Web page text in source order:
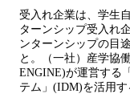
受入れ企業は、学生
ターンシップ受入れ
ンターンシップの目
と。（一社）産学協
ENGINE)が運営する
テム」(IDM)を活用す